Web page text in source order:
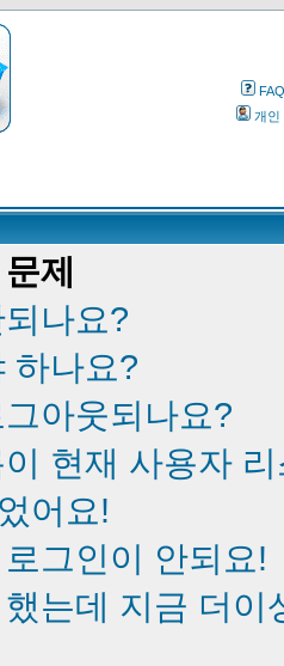
FAQ
개인
제
나요?
하나요?
아웃되나요?
현재 사용자
어요!
그인이 안되요!
는데 지금 더이